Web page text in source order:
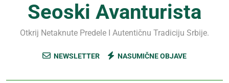
Seoski Avanturista
Otkrij Netaknute Predele I Autentičnu Tradiciju Srbije.
NEWSLETTER NASUMIČNE OBJAVE